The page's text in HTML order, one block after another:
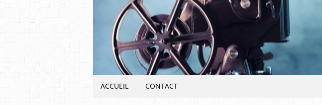
ACCUEIL CONTACT